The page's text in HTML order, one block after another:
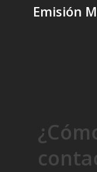
Emisión